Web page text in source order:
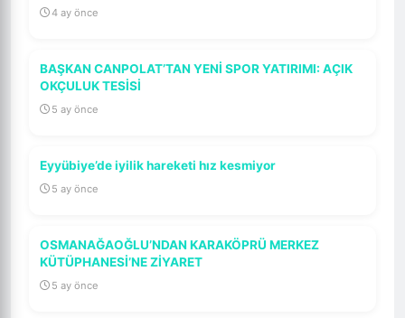
4 ay önce
BAŞKAN CANPOLAT’TAN YENİ SPOR YATIRIMI: AÇIK
OKÇULUK TESİSİ
5 ay önce
Eyyübiye’de iyilik hareketi hız kesmiyor
5 ay önce
OSMANAĞAOĞLU’NDAN KARAKÖPRÜ MERKEZ
KÜTÜPHANESİ’NE ZİYARET
5 ay önce